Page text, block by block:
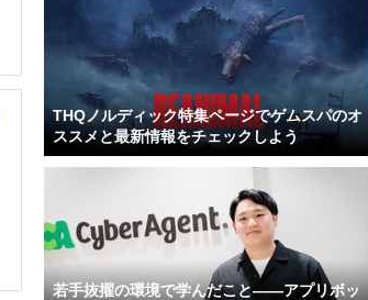
THQノルディック特集ページでゲムスパのオ
ススメと最新情報をチェックしよう
若手抜擢の環境で学んだこと――アプリボッ